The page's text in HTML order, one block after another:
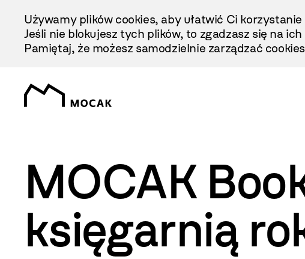
Treści
Używamy plików cookies, aby ułatwić Ci
Jeśli nie blokujesz tych plików, to zgadzasz się na
Pamiętaj, że możesz samodzielnie zarządzać
MOCAK
księgarnią